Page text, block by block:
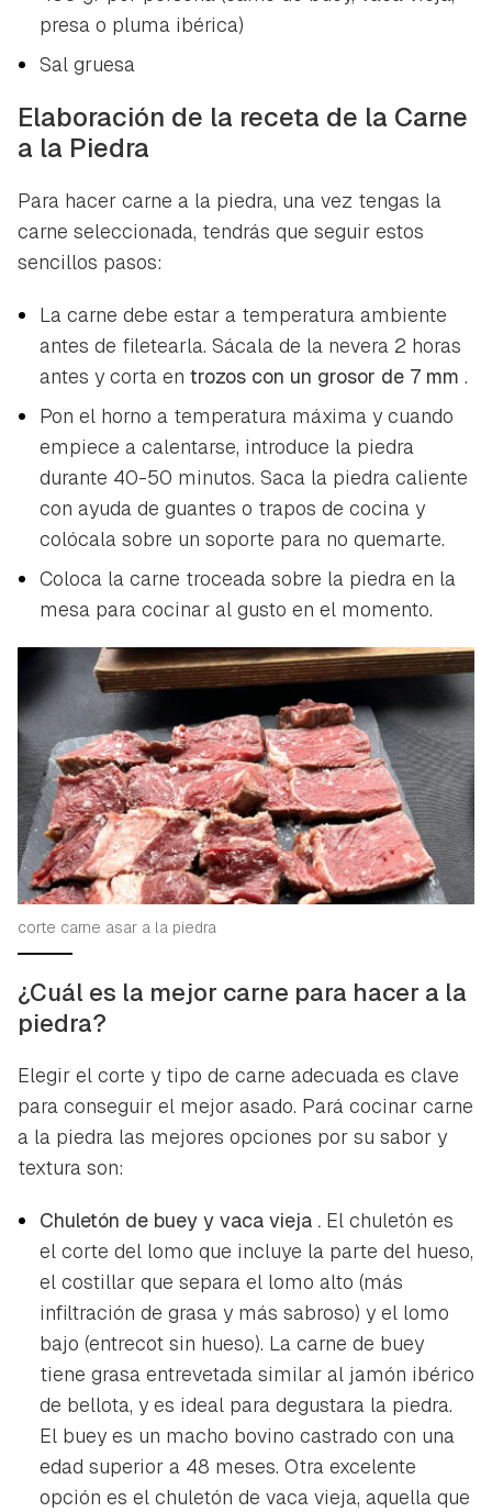
presa o pluma ibérica)
Sal gruesa
Elaboración de la receta de la Carne
a la Piedra
Para hacer carne a la piedra, una vez tengas la
carne seleccionada, tendrás que seguir estos
sencillos pasos:
La carne debe estar a temperatura ambiente
antes de filetearla. Sácala de la nevera 2 horas
antes y corta en trozos con un grosor de 7 mm .
Pon el horno a temperatura máxima y cuando
empiece a calentarse, introduce la piedra
durante 40-50 minutos. Saca la piedra caliente
con ayuda de guantes o trapos de cocina y
colócala sobre un soporte para no quemarte.
Coloca la carne troceada sobre la piedra en la
mesa para cocinar al gusto en el momento.
corte carne asar a la piedra
¿Cuál es la mejor carne para hacer a la
piedra?
Elegir el corte y tipo de carne adecuada es clave
para conseguir el mejor asado. Pará cocinar carne
a la piedra las mejores opciones por su sabor y
textura son:
Chuletón de buey y vaca vieja . El chuletón es
el corte del lomo que incluye la parte del hueso,
el costillar que separa el lomo alto (más
infiltración de grasa y más sabroso) y el lomo
bajo (entrecot sin hueso). La carne de buey
tiene grasa entrevetada similar al jamón ibérico
de bellota, y es ideal para degustara la piedra.
El buey es un macho bovino castrado con una
edad superior a 48 meses. Otra excelente
opción es el chuletón de vaca vieja, aquella que